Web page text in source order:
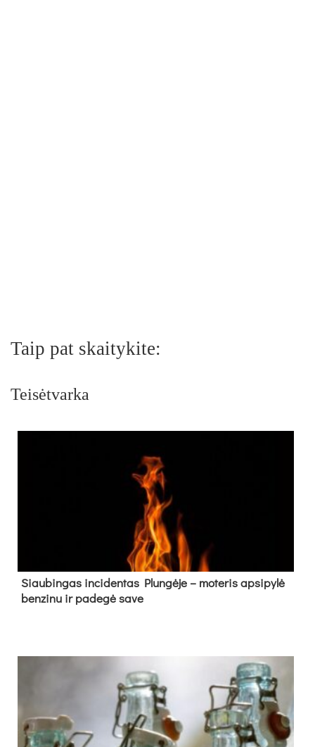
Taip pat skaitykite:
Teisėtvarka
Siau­bin­gas in­ci­den­tas Plun­gė­je – mo­te­ris ap­si­py­lė
ben­zi­nu ir pa­de­gė sa­ve